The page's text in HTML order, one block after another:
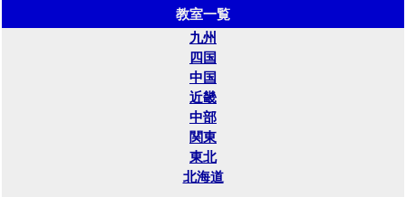
教室一覧
九州
四国
中国
近畿
中部
関東
東北
北海道